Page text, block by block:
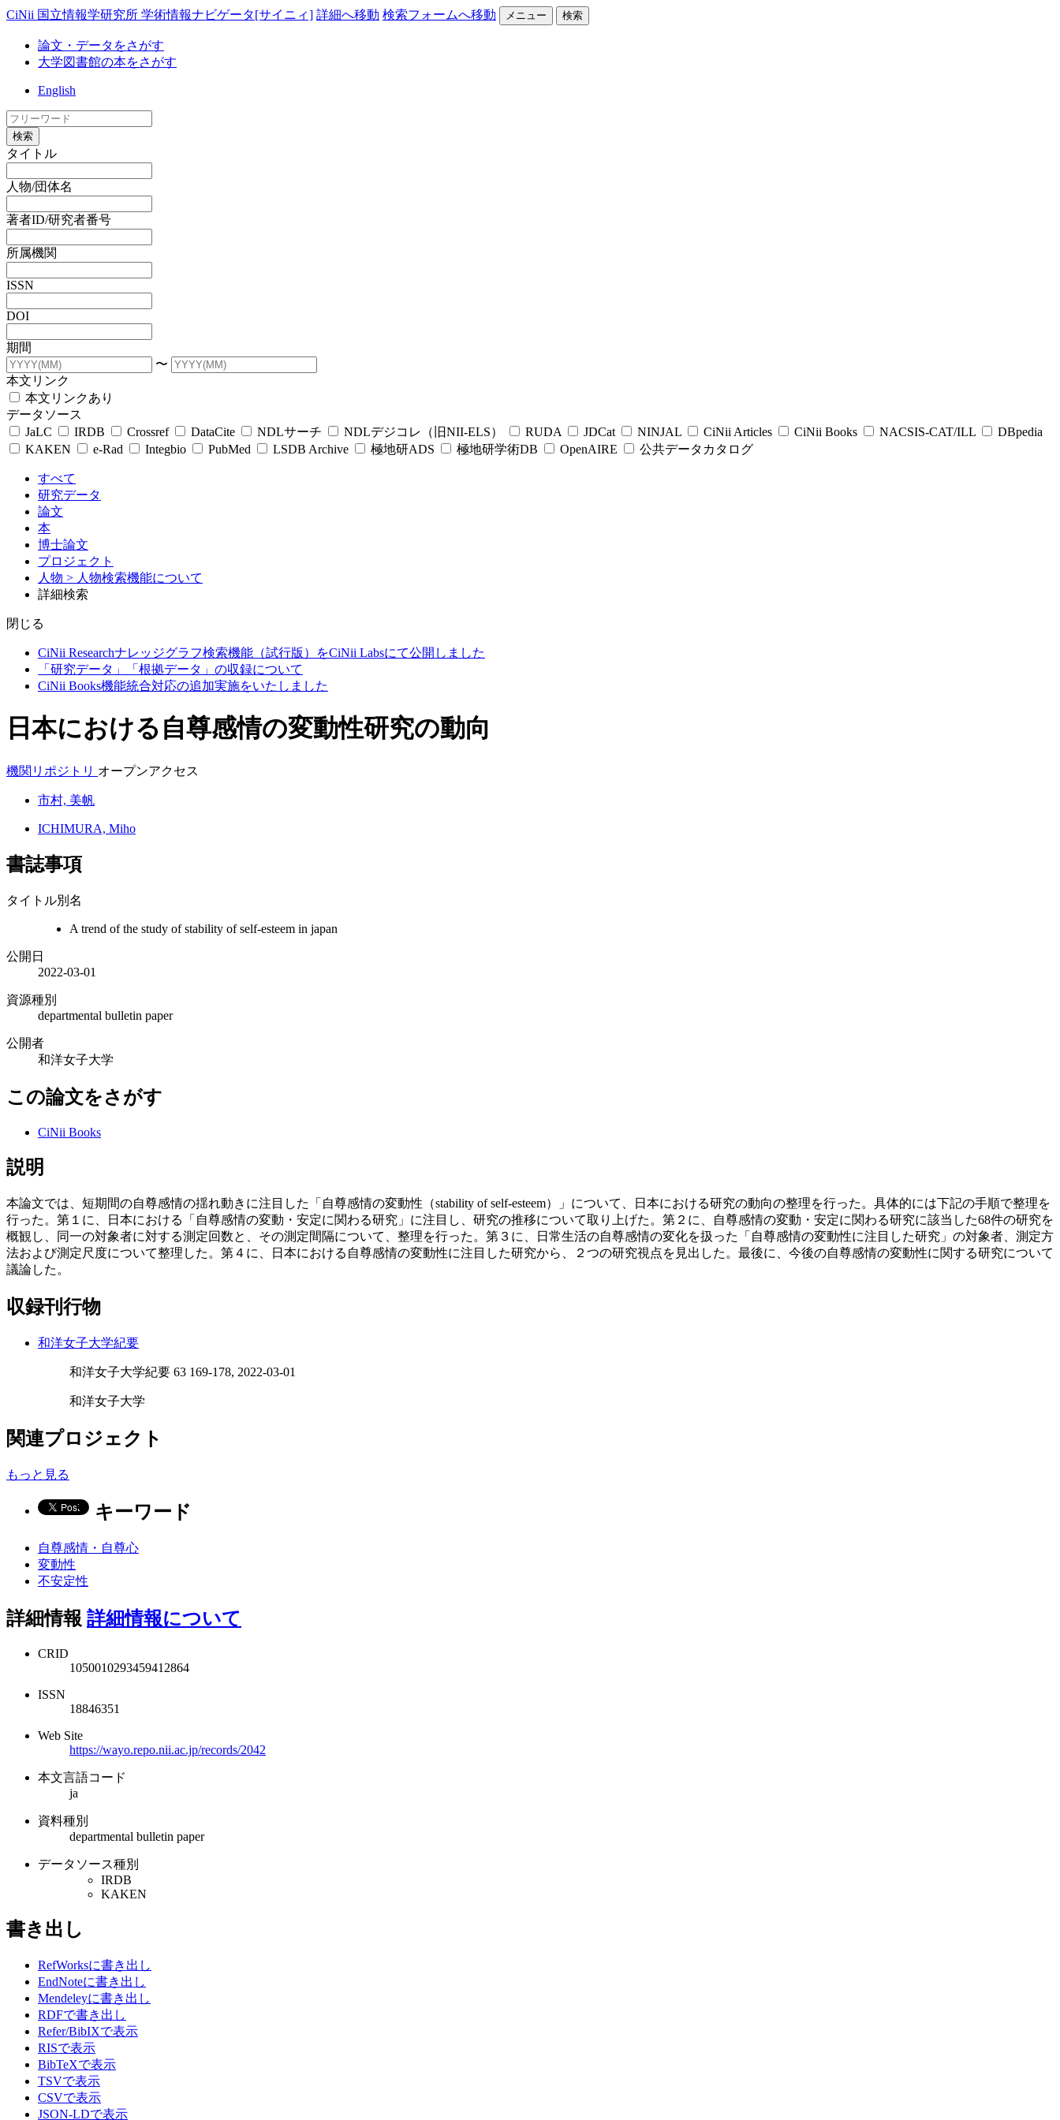
CiNii 国立情報学研究所 学術情報ナビゲータ[サイニィ] 詳細へ移動 検索フォームへ移動 メニュー 検索
論文・データをさがす
大学図書館の本をさがす
English
検索
タイトル
人物/団体名
著者ID/研究者番号
所属機関
ISSN
DOI
期間
〜
本文リンク
本文リンクあり
データソース
JaLC
IRDB Crossref DataCite NDLサーチ NDLデジコレ（旧NII-ELS） RUDA JDCat NINJAL CiNii Articles CiNii Books NACSIS-CAT/ILL
DBpedia
KAKEN
e-Rad Integbio PubMed LSDB Archive 極地研ADS 極地研学術DB OpenAIRE 公共データカタログ
すべて
研究データ
論文
本
博士論文
プロジェクト
人物 > 人物検索機能について
詳細検索
閉じる
CiNii Researchナレッジグラフ検索機能（試行版）をCiNii Labsにて公開しました
「研究データ」「根拠データ」の収録について
CiNii Books機能統合対応の追加実施をいたしました
日本における自尊感情の変動性研究の動向
機関リポジトリ オープンアクセス
市村, 美帆
ICHIMURA, Miho
書誌事項
タイトル別名
A trend of the study of stability of self-esteem in japan
公開日
2022-03-01
資源種別
departmental bulletin paper
公開者
和洋女子大学
この論文をさがす
CiNii Books
説明
本論文では、短期間の自尊感情の揺れ動きに注目した「自尊感情の変動性（stability of self-esteem）」について、日本における研究の動向の整理を行った。具体的には下記の手順で整理を
行った。第１に、日本における「自尊感情の変動・安定に関わる研究」に注目し、研究の推移について取り上げた。第２に、自尊感情の変動・安定に関わる研究に該当した68件の研究を
概観し、同一の対象者に対する測定回数と、その測定間隔について、整理を行った。第３に、日常生活の自尊感情の変化を扱った「自尊感情の変動性に注目した研究」の対象者、測定方
法および測定尺度について整理した。第４に、日本における自尊感情の変動性に注目した研究から、２つの研究視点を見出した。最後に、今後の自尊感情の変動性に関する研究について
議論した。
収録刊行物
和洋女子大学紀要
和洋女子大学紀要 63 169-178, 2022-03-01
和洋女子大学
関連プロジェクト
もっと見る
キーワード
自尊感情・自尊心
変動性
不安定性
詳細情報 詳細情報について
CRID
1050010293459412864
ISSN
18846351
Web Site
https://wayo.repo.nii.ac.jp/records/2042
本文言語コード
ja
資料種別
departmental bulletin paper
データソース種別
IRDB
KAKEN
書き出し
RefWorksに書き出し
EndNoteに書き出し
Mendeleyに書き出し
RDFで書き出し
Refer/BibIXで表示
RISで表示
BibTeXで表示
TSVで表示
CSVで表示
JSON-LDで表示